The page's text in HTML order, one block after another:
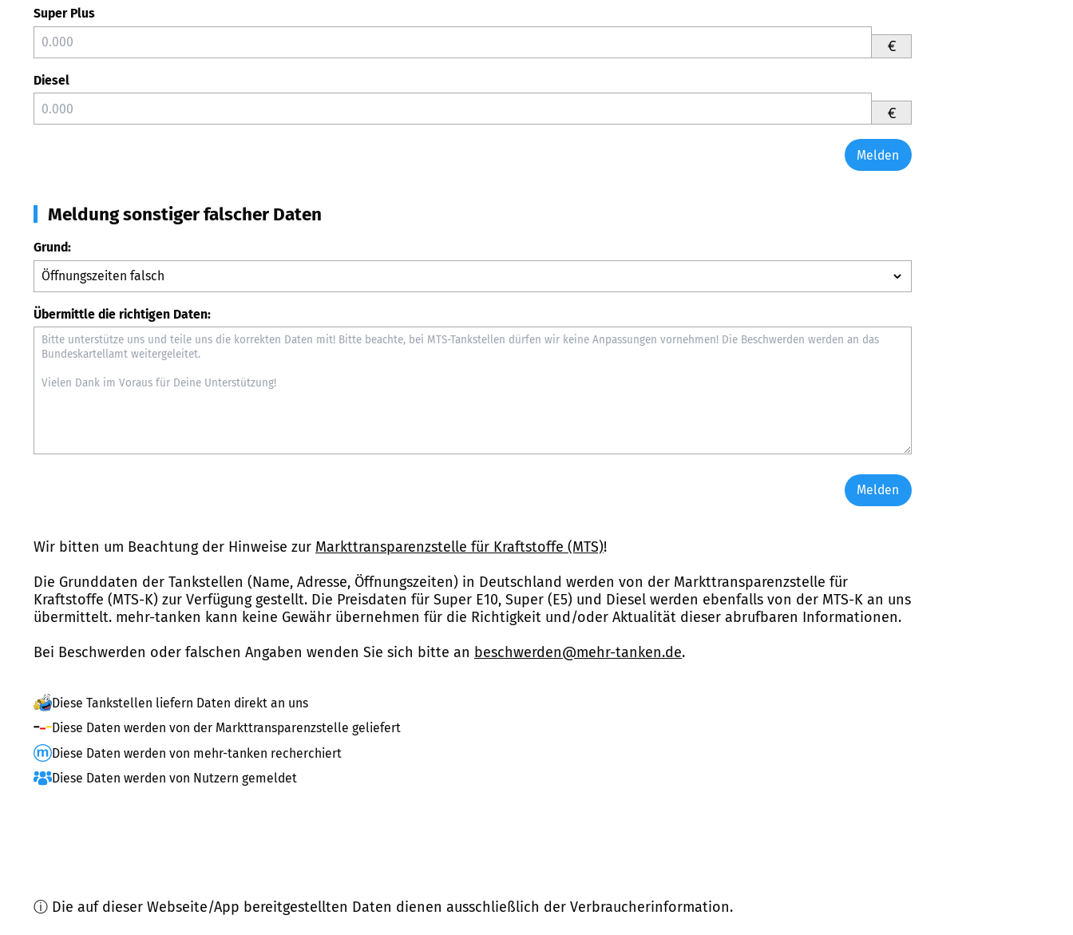
Super Plus
€
Diesel
€
Melden
Meldung sonstiger falscher Daten
Grund:
Übermittle die richtigen Daten:
Melden
Wir bitten um Beachtung der Hinweise zur Markttransparenzstelle für Kraftstoffe (MTS)!
Die Grunddaten der Tankstellen (Name, Adresse, Öffnungszeiten) in Deutschland werden von der Markttransparenzstelle für
Kraftstoffe (MTS-K) zur Verfügung gestellt. Die Preisdaten für Super E10, Super (E5) und Diesel werden ebenfalls von der MTS-K an uns
übermittelt. mehr-tanken kann keine Gewähr übernehmen für die Richtigkeit und/oder Aktualität dieser abrufbaren Informationen.
Bei Beschwerden oder falschen Angaben wenden Sie sich bitte an beschwerden@mehr-tanken.de.
Diese Tankstellen liefern Daten direkt an uns
Diese Daten werden von der Markttransparenzstelle geliefert
Diese Daten werden von mehr-tanken recherchiert
Diese Daten werden von Nutzern gemeldet
ⓘ Die auf dieser Webseite/App bereitgestellten Daten dienen ausschließlich der Verbraucherinformation.